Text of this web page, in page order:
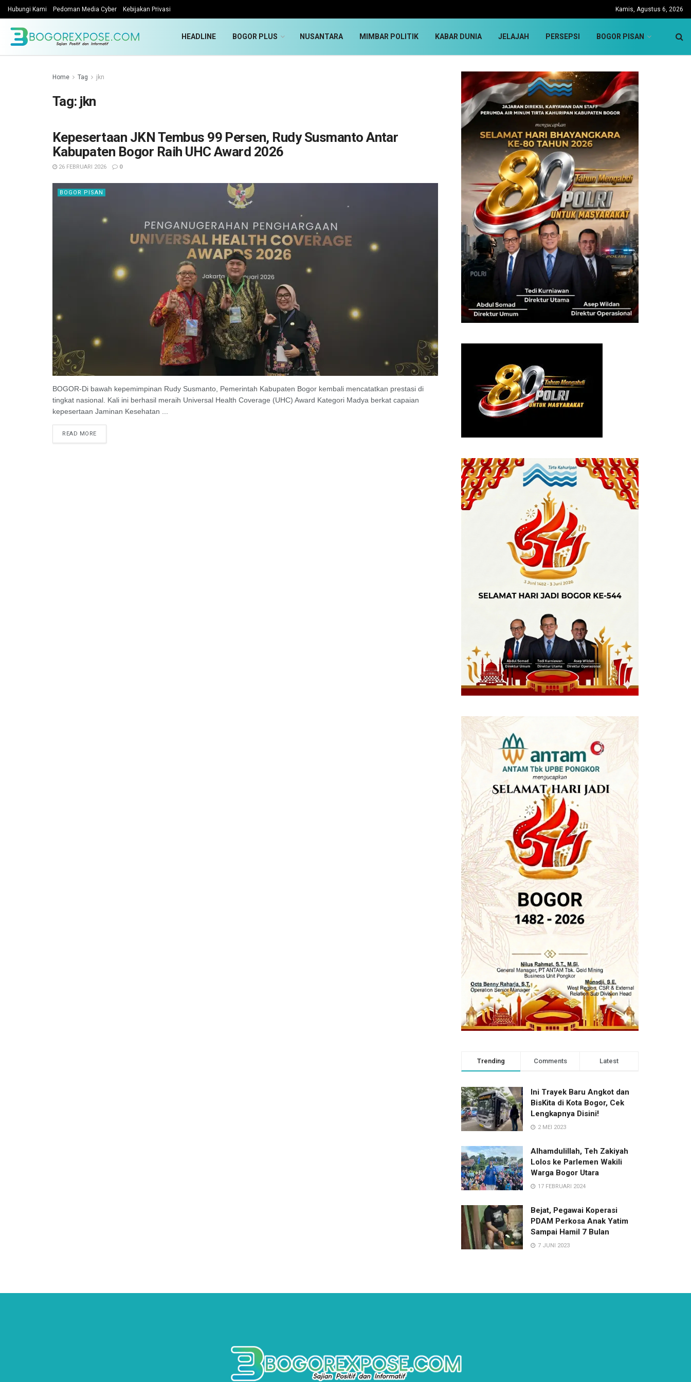
Hubungi Kami Pedoman Media Cyber Kebijakan Privasi Kamis, Agustus 6, 2026
HEADLINE BOGOR PLUS NUSANTARA MIMBAR POLITIK KABAR DUNIA JELAJAH PERSEPSI BOGOR PISAN
Home Tag jkn
Tag: jkn
Kepesertaan JKN Tembus 99 Persen, Rudy Susmanto Antar
Kabupaten Bogor Raih UHC Award 2026
26 FEBRUARI 2026 0
BOGOR PISAN
BOGOR-Di bawah kepemimpinan Rudy Susmanto, Pemerintah Kabupaten Bogor kembali mencatatkan prestasi di
tingkat nasional. Kali ini berhasil meraih Universal Health Coverage (UHC) Award Kategori Madya berkat capaian
kepesertaan Jaminan Kesehatan ...
READ MORE
Trending Comments Latest
Ini Trayek Baru Angkot dan
BisKita di Kota Bogor, Cek
Lengkapnya Disini!
2 MEI 2023
Alhamdulillah, Teh Zakiyah
Lolos ke Parlemen Wakili
Warga Bogor Utara
17 FEBRUARI 2024
Bejat, Pegawai Koperasi
PDAM Perkosa Anak Yatim
Sampai Hamil 7 Bulan
7 JUNI 2023